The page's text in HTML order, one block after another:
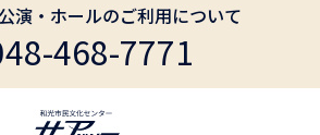
演・ホールのご利用について
468-7771